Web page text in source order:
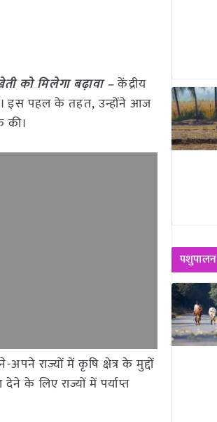
को मिलेगा बढ़ावा –केंद्रीय
है। इस पहल के तहत, उन्होंने आज
की।
अपने राज्यों में कृषि क्षेत्र के मुद्दों
के लिए राज्यों में पर्याप्त
पशुपालन